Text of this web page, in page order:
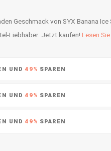
Geschmack von SYX Banana
Liebhaber. Jetzt kaufen!Lesen
UND49% SPAREN
UND49% SPAREN
UND49% SPAREN